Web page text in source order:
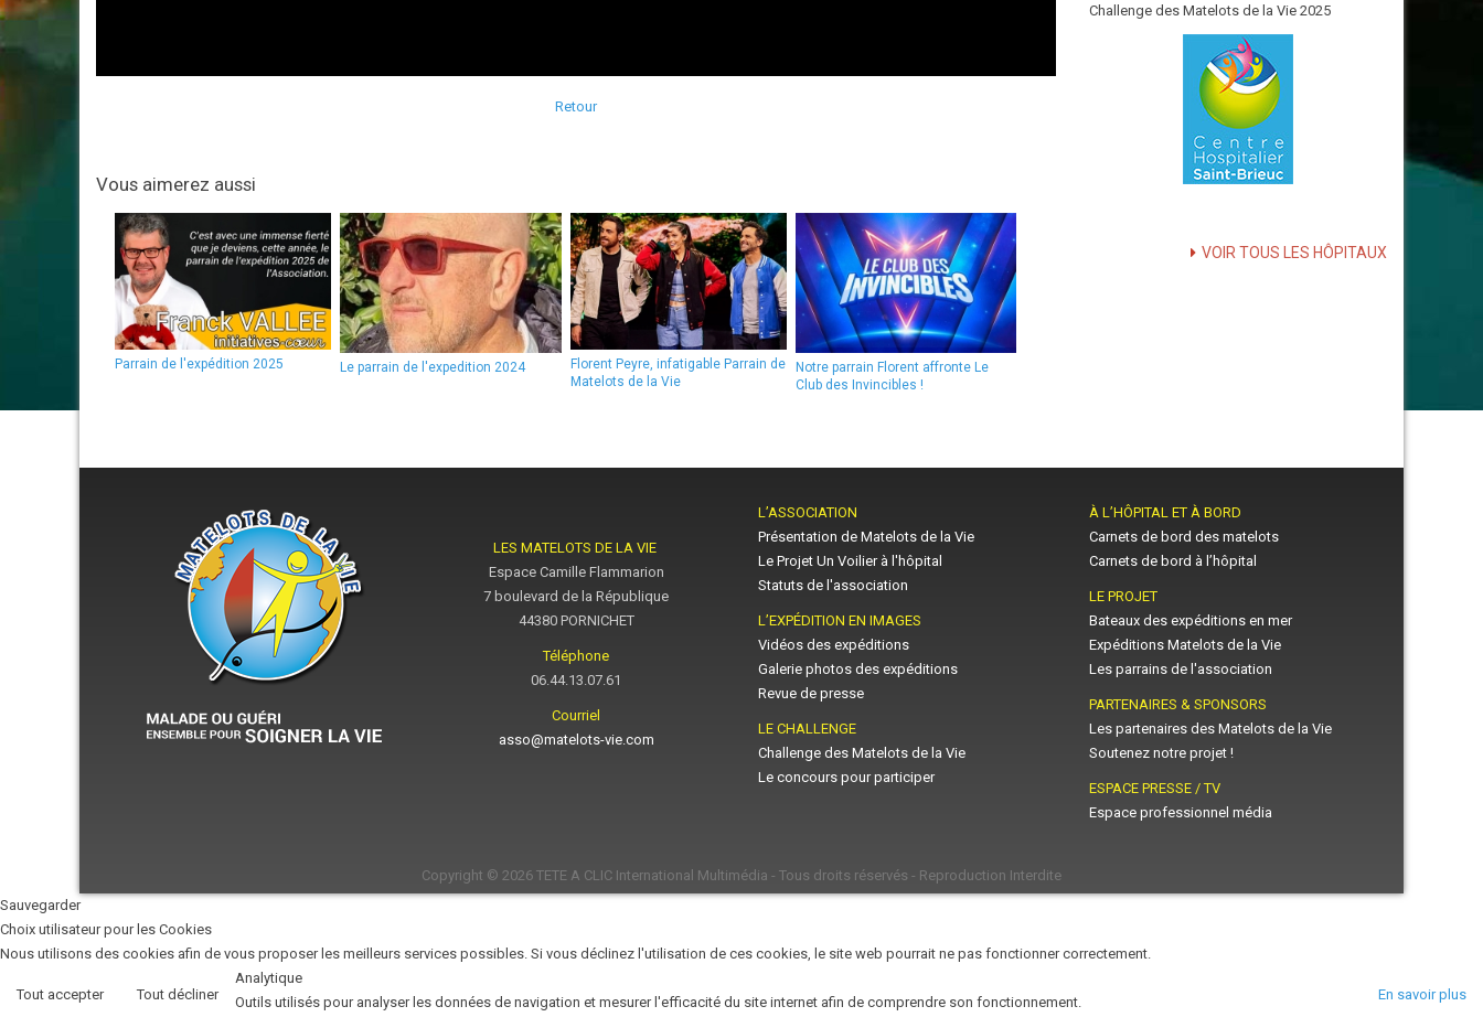
Retour
Vous aimerez aussi
Parrain de l'expédition 2025 Le parrain de l'expedition 2024
Florent Peyre, infatigable Parrain de
Matelots de la Vie
Notre parrain Florent affronte Le
Club des Invincibles !
Challenge des Matelots de la Vie 2025
VOIR TOUS LES HÔPITAUX
LES MATELOTS DE LA VIE
Espace Camille Flammarion
7 boulevard de la République
44380 PORNICHET
Téléphone
06.44.13.07.61
Courriel
asso@matelots-vie.com
L’ASSOCIATION
Présentation de Matelots de la Vie
Le Projet Un Voilier à l'hôpital
Statuts de l'association
L’EXPÉDITION EN IMAGES
Vidéos des expéditions
Galerie photos des expéditions
Revue de presse
LE CHALLENGE
Challenge des Matelots de la Vie
Le concours pour participer
À L’HÔPITAL ET À BORD
Carnets de bord des matelots
Carnets de bord à l’hôpital
LE PROJET
Bateaux des expéditions en mer
Expéditions Matelots de la Vie
Les parrains de l'association
PARTENAIRES & SPONSORS
Les partenaires des Matelots de la Vie
Soutenez notre projet !
ESPACE PRESSE / TV
Espace professionnel média
Copyright © 2026 TETE A CLIC International Multimédia - Tous droits réservés - Reproduction Interdite
Sauvegarder
Choix utilisateur pour les Cookies
Nous utilisons des cookies afin de vous proposer les meilleurs services possibles. Si vous déclinez l'utilisation de ces cookies, le site web pourrait ne pas fonctionner correctement.
Tout accepter Tout décliner En savoir plus
Analytique
Outils utilisés pour analyser les données de navigation et mesurer l'efficacité du site internet afin de comprendre son fonctionnement.